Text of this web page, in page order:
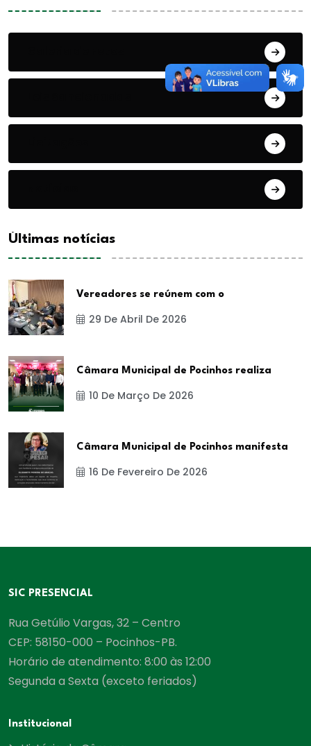
Últimas notícias
Vereadores se reúnem com o
29 De Abril De 2026
Câmara Municipal de Pocinhos realiza
10 De Março De 2026
Câmara Municipal de Pocinhos manifesta
16 De Fevereiro De 2026
SIC PRESENCIAL
Rua Getúlio Vargas, 32 – Centro
CEP: 58150-000 – Pocinhos-PB.
Horário de atendimento: 8:00 às 12:00
Segunda a Sexta (exceto feriados)
Institucional